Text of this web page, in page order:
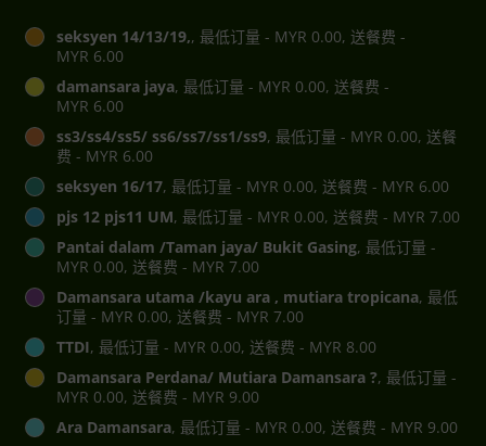
seksyen 14/13/19,, 最低订量 - MYR 0.00, 送餐费 -
MYR 6.00
damansara jaya, 最低订量 - MYR 0.00, 送餐费 -
MYR 6.00
ss3/ss4/ss5/ ss6/ss7/ss1/ss9, 最低订量 - MYR 0.00, 送餐
费 - MYR 6.00
seksyen 16/17, 最低订量 - MYR 0.00, 送餐费 - MYR 6.00
pjs 12 pjs11 UM, 最低订量 - MYR 0.00, 送餐费 - MYR 7.00
Pantai dalam /Taman jaya/ Bukit Gasing, 最低订量 -
MYR 0.00, 送餐费 - MYR 7.00
Damansara utama /kayu ara , mutiara tropicana, 最低
订量 - MYR 0.00, 送餐费 - MYR 7.00
TTDI, 最低订量 - MYR 0.00, 送餐费 - MYR 8.00
Damansara Perdana/ Mutiara Damansara ?, 最低订量 -
MYR 0.00, 送餐费 - MYR 9.00
Ara Damansara, 最低订量 - MYR 0.00, 送餐费 - MYR 9.00